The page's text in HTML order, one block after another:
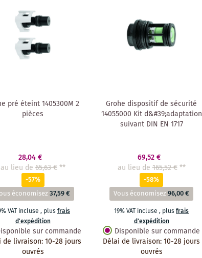
pré éteint 1405300M 2
pièces
28,04 €
au lieu de 65,63 € **
-57%
économisez37,59 €
VAT incluse , plusfrais
d'expédition
sur commande
de livraison:10-28 jours
ouvrés
Grohe dispositif de sécurité
14055000 Kit d&#39;adaptation
suivant DIN EN 1717
69,52 €
au lieu de 165,52 € **
-58%
Vous économisez96,00 €
19% VAT incluse , plusfrais
d'expédition
Disponible sur commande
Délai de livraison:10-28 jours
ouvrés